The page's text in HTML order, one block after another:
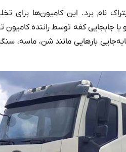
نام برد. این کامیون‌ها برای
جابجایی کفه توسط راننده کامیون
بارهایی مانند شن، ماسه،